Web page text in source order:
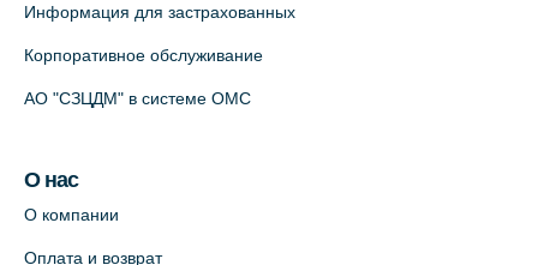
Информация для застрахованных
Корпоративное обслуживание
АО "СЗЦДМ" в системе ОМС
О нас
О компании
Оплата и возврат